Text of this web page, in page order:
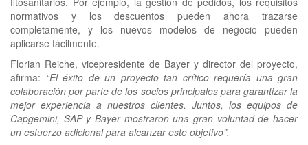
normativos y los descuentos pueden ahora trazarse
completamente, y los nuevos modelos de negocio pueden
aplicarse fácilmente.
Florian Reiche, vicepresidente de Bayer y director del proyecto,
afirma: “El éxito de un proyecto tan crítico requería una gran
colaboración por parte de los socios principales para garantizar la
mejor experiencia a nuestros clientes. Juntos, los equipos de
Capgemini, SAP y Bayer mostraron una gran voluntad de hacer
un esfuerzo adicional para alcanzar este objetivo”.